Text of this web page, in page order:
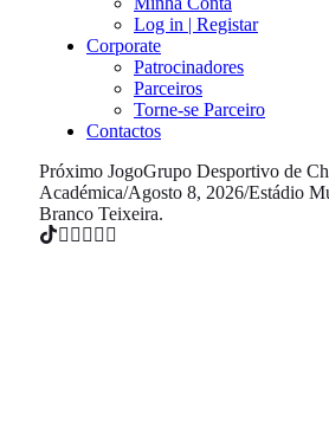
Log in | Registar
Corporate
Patrocinadores
Parceiros
Torne-se Parceiro
Contactos
Próximo JogoGrupo Desportivo de
Académica/Agosto 8, 2026/Estádio
Branco Teixeira.